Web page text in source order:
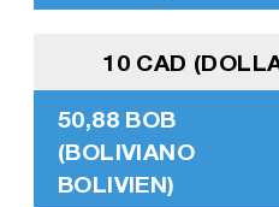
10 CAD
50,88 BOB
(BOLIVIANO
BOLIVIEN)